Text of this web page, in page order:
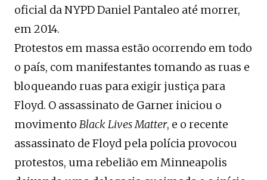
oficial da NYPD Daniel Pantaleo até morrer,
em 2014.
Protestos em massa estão ocorrendo em todo
o país, com manifestantes tomando as ruas e
bloqueando ruas para exigir justiça para
Floyd. O assassinato de Garner iniciou o
movimento Black Lives Matter, e o recente
assassinato de Floyd pela polícia provocou
protestos, uma rebelião em Minneapolis